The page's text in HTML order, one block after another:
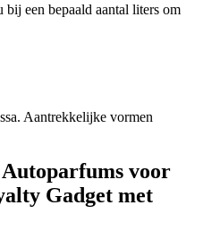
bij een bepaald aantal liters om
Aantrekkelijke vormen
voor
Gadget met